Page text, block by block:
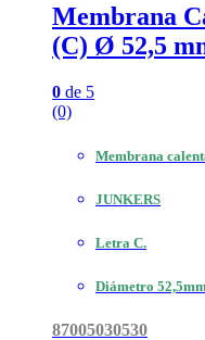
Membrana
(C) Ø 52,5
0 de 5
(0)
Membrana
JUNKERS
Letra C.
Diámetro
87005030530